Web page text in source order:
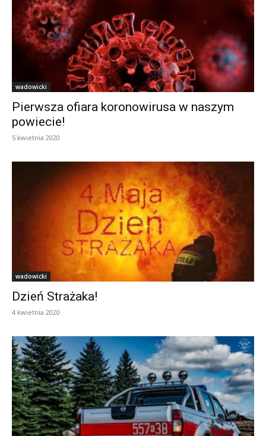
wadowicki
Pierwsza ofiara koronowirusa w naszym
powiecie!
5 kwietnia 2020
wadowicki
Dzień Strażaka!
4 kwietnia 2020